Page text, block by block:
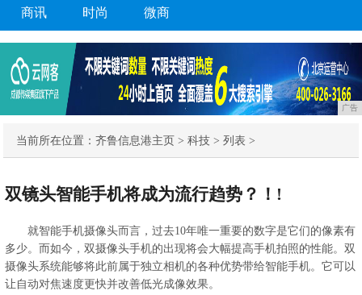
商讯 时尚 微商
广告
当前所在位置：齐鲁信息港主页 >科技 > 列表 >
双镜头智能手机将成为流行趋势？！!
就智能手机摄像头而言，过去10年唯一重要的数字是它们的像素有
多少。而如今，双摄像头手机的出现将会大幅提高手机拍照的性能。双
摄像头系统能够将此前属于独立相机的各种优势带给智能手机。它可以
让自动对焦速度更快并改善低光成像效果。